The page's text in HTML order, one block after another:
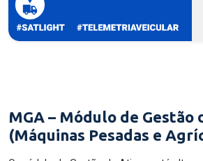
MGA – Módulo de Gestão
(Máquinas Pesadas e